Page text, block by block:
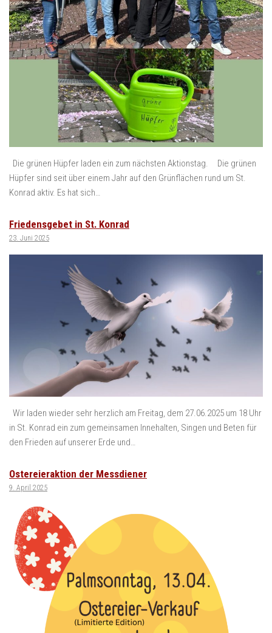
Die grünen Hüpfer laden ein zum nächsten Aktionstag. Die grünen
Hüpfer sind seit über einem Jahr auf den Grünflächen rund um St.
Konrad aktiv. Es hat sich…
Friedensgebet in St. Konrad
23. Juni 2025
Wir laden wieder sehr herzlich am Freitag, dem 27.06.2025 um 18 Uhr
in St. Konrad ein zum gemeinsamen Innehalten, Singen und Beten für
den Frieden auf unserer Erde und…
Ostereieraktion der Messdiener
9. April 2025